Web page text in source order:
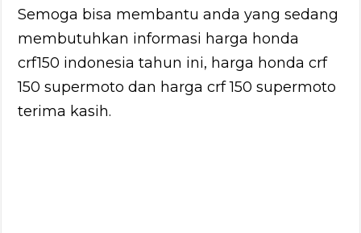
Semoga bisa membantu anda yang sedang
membutuhkan informasi harga honda
crf150 indonesia tahun ini, harga honda crf
150 supermoto dan harga crf 150 supermoto
terima kasih.